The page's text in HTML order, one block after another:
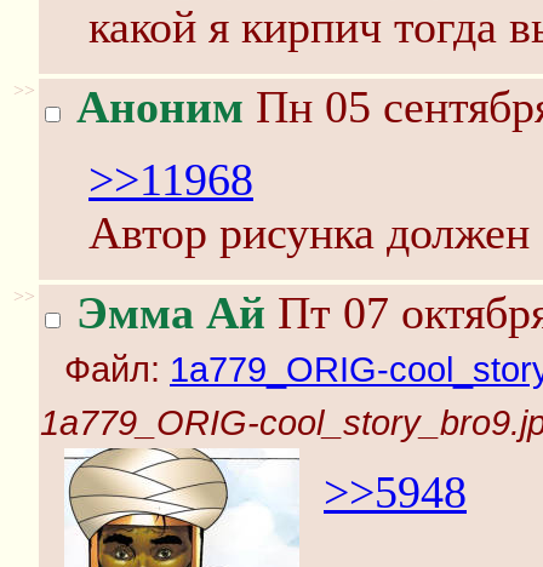
какой я кирпич тогда
>> Аноним Пн 05
>>11968
Автор рисунка
>> Эмма Ай Пт 07
Файл: 1a779_ORIG-
1a779_ORIG-
>>5948